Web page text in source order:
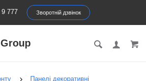
9 777 Зворотній дзвінок
Панелі декоративні